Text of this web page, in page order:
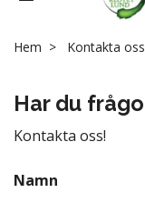
Hem Kontakta oss
Har du
Kontakta oss!
Namn